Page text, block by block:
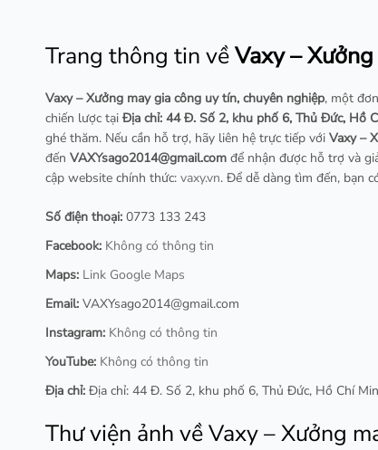
Trang thông tin vềVaxy –
Vaxy – Xưởng may gia công uy tín, chuyên nghiệp, một
chiến lược tại Địa chỉ: 44 Đ. Số 2, khu phố 6, Thủ Đức, Hồ
ghé thăm. Nếu cần hỗ trợ, hãy liên hệ trực tiếp với Vaxy –
đến VAXYsago2014@gmail.com để nhận được hỗ trợ và
cập website chính thức: vaxy.vn. Để dễ dàng tìm đến, bạn
Số điện thoại: 0773 133 243
Facebook: Không có thông tin
Maps: Link Google Maps
Email: VAXYsago2014@gmail.com
Instagram: Không có thông tin
YouTube: Không có thông tin
Địa chỉ: Địa chỉ: 44 Đ. Số 2, khu phố 6, Thủ Đức, Hồ Chí
Thư viện ảnh về Vaxy – Xưởng